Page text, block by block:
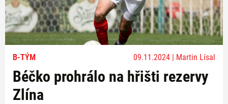
B-TÝM 09.11.2024 | Martin Lísal
Béčko prohrálo na hřišti rezervy
Zlína